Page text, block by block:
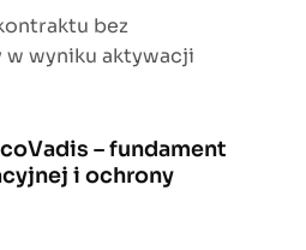
bez
w wyniku aktywacji
– fundament
i ochrony